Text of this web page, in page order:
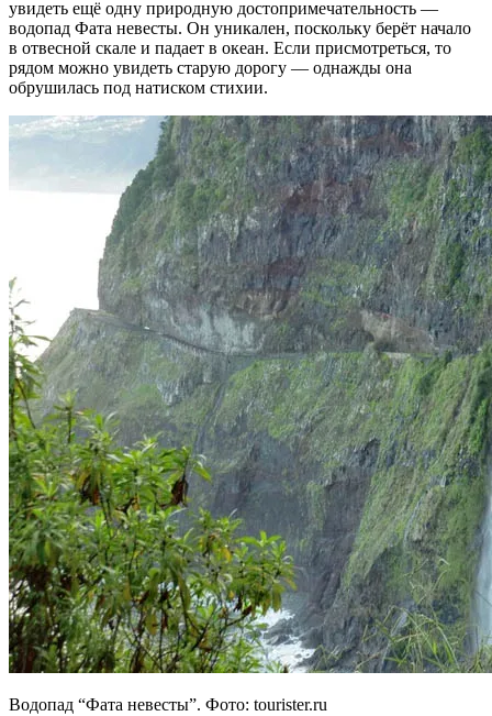
увидеть ещё одну природную достопримечательность —
водопад Фата невесты. Он уникален, поскольку берёт начало
в отвесной скале и падает в океан. Если присмотреться, то
рядом можно увидеть старую дорогу — однажды она
обрушилась под натиском стихии.
Водопад “Фата невесты”. Фото: tourister.ru